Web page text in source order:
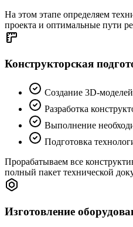
На этом этапе определяем
проекта и оптимальные пути
Конструкторская
Создание 3D-
Разработка
Выполнение
Подготовка
Прорабатываем все
полный пакет технической
Изготовление